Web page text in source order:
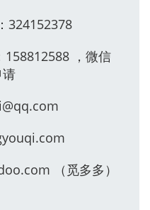
324152378
158812588 ，微信
（觅多多）